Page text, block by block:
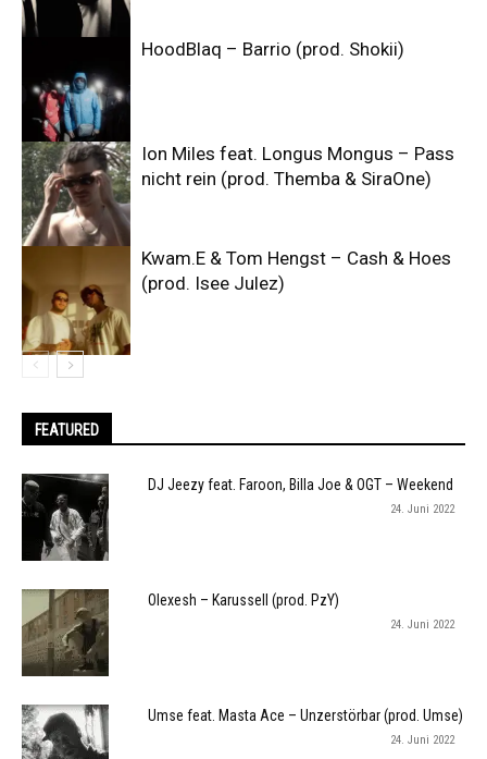
HoodBlaq – Barrio (prod. Shokii)
Ion Miles feat. Longus Mongus – Pass
nicht rein (prod. Themba & SiraOne)
Kwam.E & Tom Hengst – Cash & Hoes
(prod. Isee Julez)
FEATURED
DJ Jeezy feat. Faroon, Billa Joe & OGT – Weekend
24. Juni 2022
Olexesh – Karussell (prod. PzY)
24. Juni 2022
Umse feat. Masta Ace – Unzerstörbar (prod. Umse)
24. Juni 2022